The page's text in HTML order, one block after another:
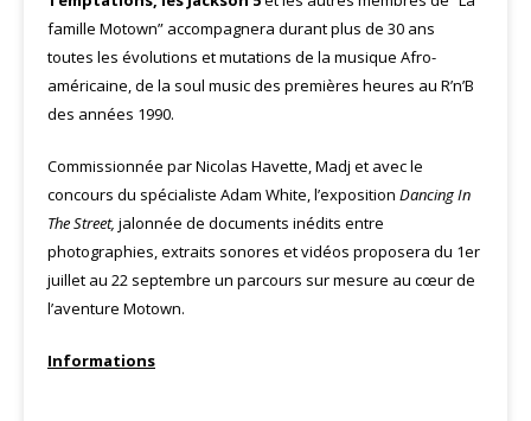
famille Motown” accompagnera durant plus de 30 ans
toutes les évolutions et mutations de la musique Afro-
américaine, de la soul music des premières heures au R’n’B
des années 1990.
Commissionnée par Nicolas Havette, Madj et avec le
concours du spécialiste Adam White, l’exposition Dancing In
The Street, jalonnée de documents inédits entre
photographies, extraits sonores et vidéos proposera du 1er
juillet au 22 septembre un parcours sur mesure au cœur de
l’aventure Motown.
Informations